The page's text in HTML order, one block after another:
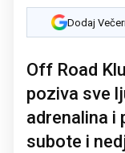
Dodaj
Off Road
poziva sve
adrenalina i
subote i